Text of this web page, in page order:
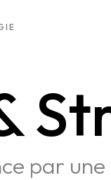
par